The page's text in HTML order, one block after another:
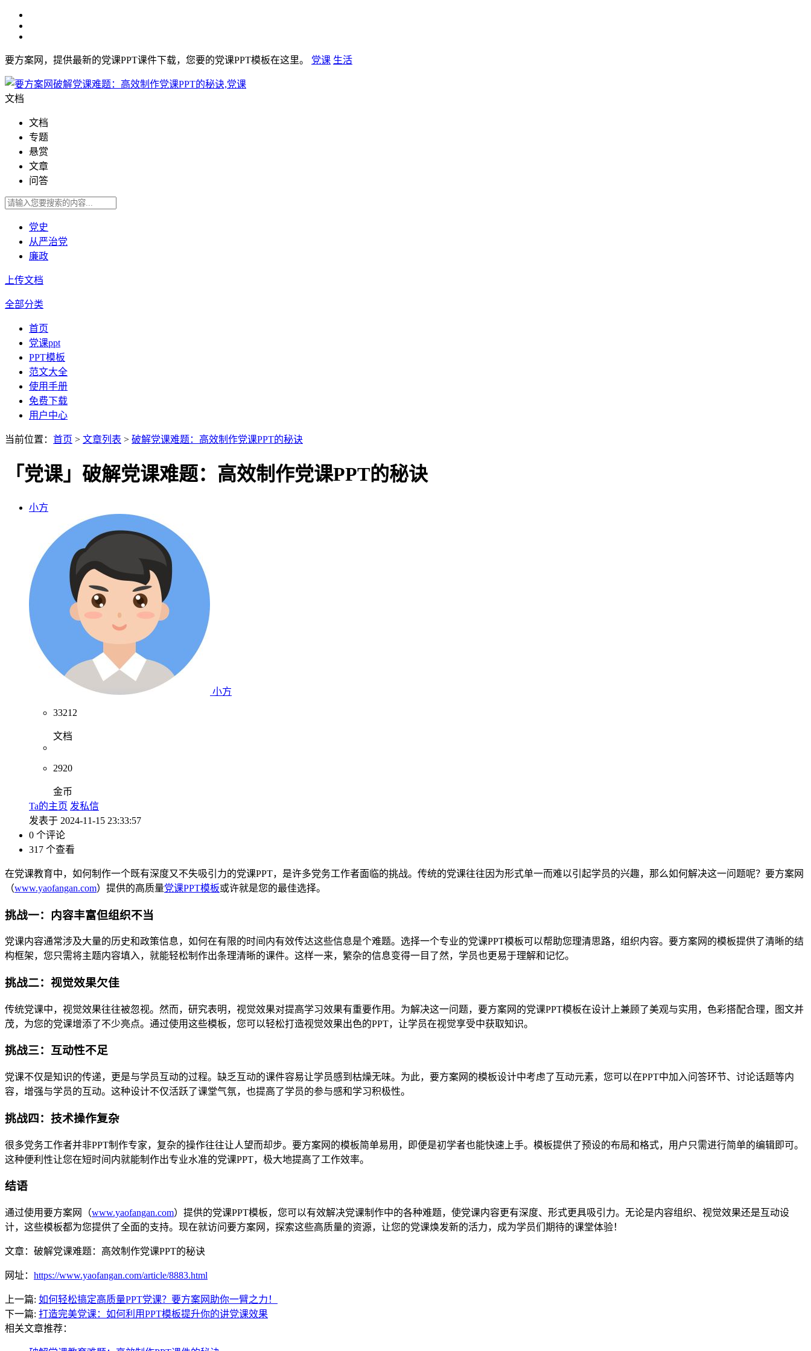
要方案网，提供最新的党课PPT课件下载，您要的党课PPT模板在这里。 党课 生活
文档
文档
专题
悬赏
文章
问答
党史
从严治党
廉政
上传文档
全部分类
首页
党课ppt
PPT模板
范文大全
使用手册
免费下载
用户中心
当前位置： 首页 > 文章列表 > 破解党课难题：高效制作党课PPT的秘诀
「党课」破解党课难题：高效制作党课PPT的秘诀
小方
小方
33212
文档
2920
金币
Ta的主页 发私信
发表于 2024-11-15 23:33:57
0 个评论
317 个查看
在党课教育中，如何制作一个既有深度又不失吸引力的党课PPT，是许多党务工作者面临的挑战。传统的党课往往因为形式单一而难以引起学员的兴趣，那么如何解决这一问题呢？要方案网
（www.yaofangan.com）提供的高质量党课PPT模板或许就是您的最佳选择。
挑战一：内容丰富但组织不当
党课内容通常涉及大量的历史和政策信息，如何在有限的时间内有效传达这些信息是个难题。选择一个专业的党课PPT模板可以帮助您理清思路，组织内容。要方案网的模板提供了清晰的结
构框架，您只需将主题内容填入，就能轻松制作出条理清晰的课件。这样一来，繁杂的信息变得一目了然，学员也更易于理解和记忆。
挑战二：视觉效果欠佳
传统党课中，视觉效果往往被忽视。然而，研究表明，视觉效果对提高学习效果有重要作用。为解决这一问题，要方案网的党课PPT模板在设计上兼顾了美观与实用，色彩搭配合理，图文并
茂，为您的党课增添了不少亮点。通过使用这些模板，您可以轻松打造视觉效果出色的PPT，让学员在视觉享受中获取知识。
挑战三：互动性不足
党课不仅是知识的传递，更是与学员互动的过程。缺乏互动的课件容易让学员感到枯燥无味。为此，要方案网的模板设计中考虑了互动元素，您可以在PPT中加入问答环节、讨论话题等内
容，增强与学员的互动。这种设计不仅活跃了课堂气氛，也提高了学员的参与感和学习积极性。
挑战四：技术操作复杂
很多党务工作者并非PPT制作专家，复杂的操作往往让人望而却步。要方案网的模板简单易用，即便是初学者也能快速上手。模板提供了预设的布局和格式，用户只需进行简单的编辑即可。
这种便利性让您在短时间内就能制作出专业水准的党课PPT，极大地提高了工作效率。
结语
通过使用要方案网（www.yaofangan.com）提供的党课PPT模板，您可以有效解决党课制作中的各种难题，使党课内容更有深度、形式更具吸引力。无论是内容组织、视觉效果还是互动设
计，这些模板都为您提供了全面的支持。现在就访问要方案网，探索这些高质量的资源，让您的党课焕发新的活力，成为学员们期待的课堂体验！
文章：破解党课难题：高效制作党课PPT的秘诀
网址： https://www.yaofangan.com/article/8883.html
上一篇: 如何轻松搞定高质量PPT党课？要方案网助你一臂之力！
下一篇: 打造完美党课：如何利用PPT模板提升你的讲党课效果
相关文章推荐：